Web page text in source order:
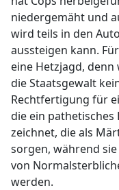
niedergemäht und
wird teils in den
aussteigen kann.
eine Hetzjagd,
die Staatsgewalt
Rechtfertigung für
die ein pathetisches
zeichnet, die als
sorgen, während
von
werden.